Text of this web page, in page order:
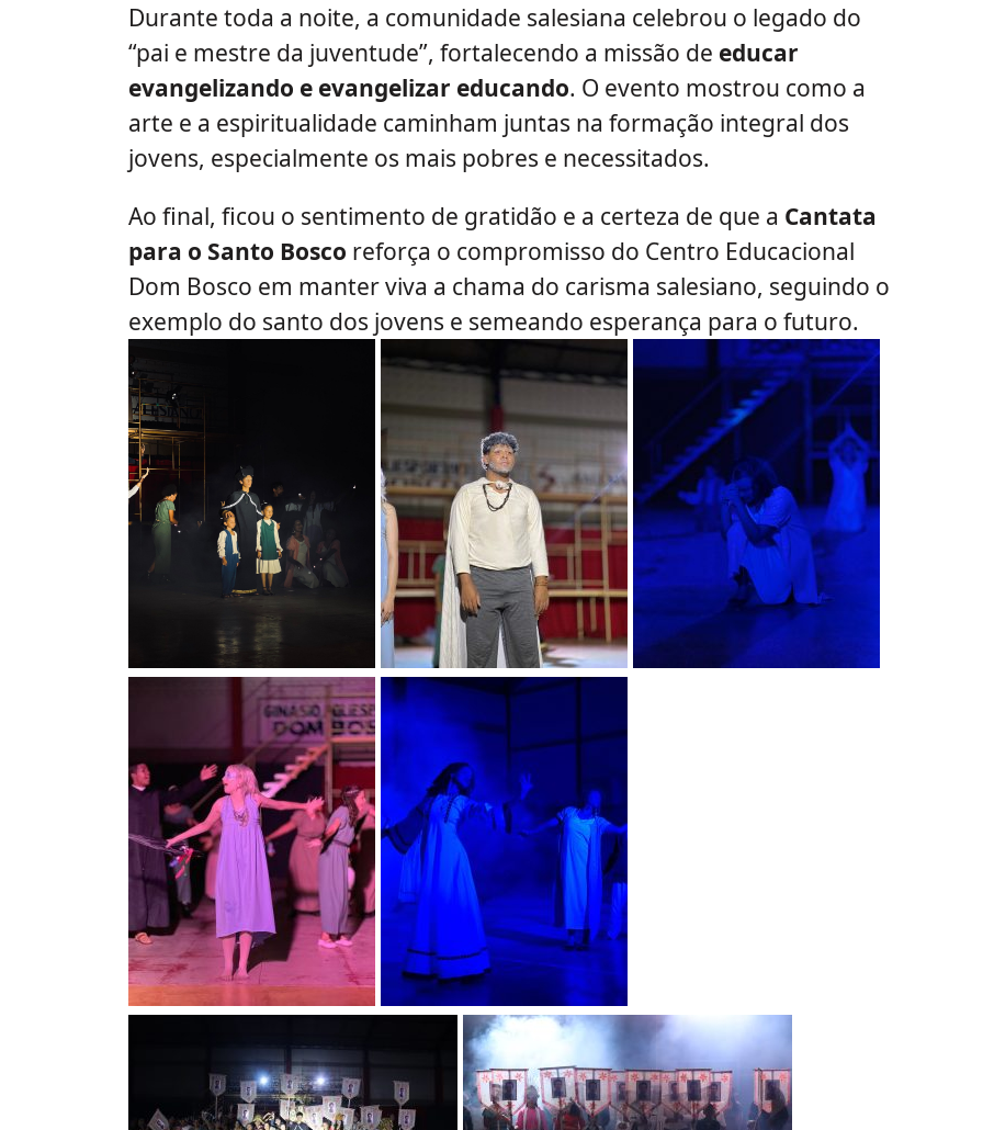
Durante toda a noite, a comunidade salesiana celebrou o legado do
“pai e mestre da juventude”, fortalecendo a missão de educar
evangelizando e evangelizar educando. O evento mostrou como a
arte e a espiritualidade caminham juntas na formação integral dos
jovens, especialmente os mais pobres e necessitados.
Ao final, ficou o sentimento de gratidão e a certeza de que a Cantata
para o Santo Bosco reforça o compromisso do Centro Educacional
Dom Bosco em manter viva a chama do carisma salesiano, seguindo o
exemplo do santo dos jovens e semeando esperança para o futuro.